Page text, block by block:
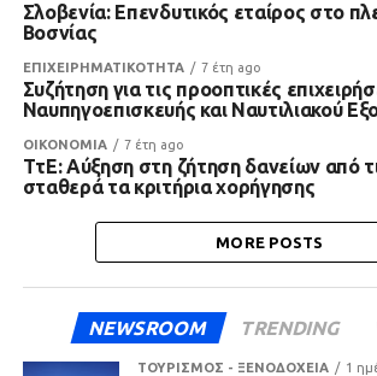
Σλοβενία: Επενδυτικός εταίρος στο
Βοσνίας
ΕΠΙΧΕΙΡΗΜΑΤΙΚΟΤΗΤΑ 7 έτη ago
Συζήτηση για τις προοπτικές
Ναυπηγοεπισκευής και Ναυτιλιακού
ΟΙΚΟΝΟΜΙΑ 7 έτη ago
ΤτΕ: Αύξηση στη ζήτηση δανείων από
σταθερά τα κριτήρια χορήγησης
MORE POSTS
NEWSROOM TRENDING
ΤΟΥΡΙΣΜΟΣ - ΞΕΝΟΔΟΧΕΙΑ 1